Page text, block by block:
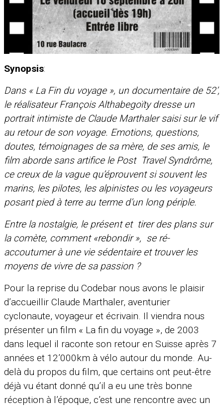
Synopsis:
Dans « La Fin du voyage », un documentaire de 52’,
le réalisateur François Althabegoïty dresse un
portrait intimiste de Claude Marthaler saisi sur le vif
au retour de son voyage. Emotions, questions,
doutes, témoignages de sa mère, de ses amis, le
film aborde sans artifice le Post Travel Syndrôme,
ce creux de la vague qu’éprouvent si souvent les
marins, les pilotes, les alpinistes ou les voyageurs
posant pied à terre au terme d’un long périple.
Entre la nostalgie, le présent et tirer des plans sur
la comète, comment «rebondir », se ré-
accoutumer à une vie sédentaire et trouver les
moyens de vivre de sa passion ?
Pour la reprise du Codebar nous avons le plaisir
d’accueillir Claude Marthaler, aventurier
cyclonaute, voyageur et écrivain. Il viendra nous
présenter un film « La fin du voyage », de 2003
dans lequel il raconte son retour en Suisse après 7
années et 12’000km à vélo autour du monde. Au-
delà du propos du film, que certains ont peut-être
déjà vu étant donné qu’il a eu une très bonne
réception à l’époque, c’est une rencontre avec un